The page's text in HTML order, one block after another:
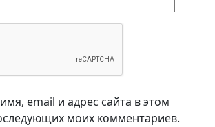
email и адрес сайта в этом
моих комментариев.